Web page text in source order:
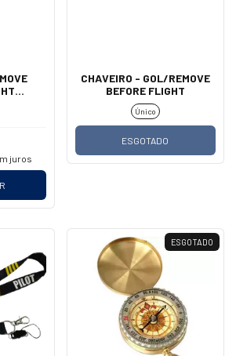
juros
CHAVEIRO - GOL/REMOVE
BEFORE FLIGHT
Único
ESGOTADO
ESGOTADO